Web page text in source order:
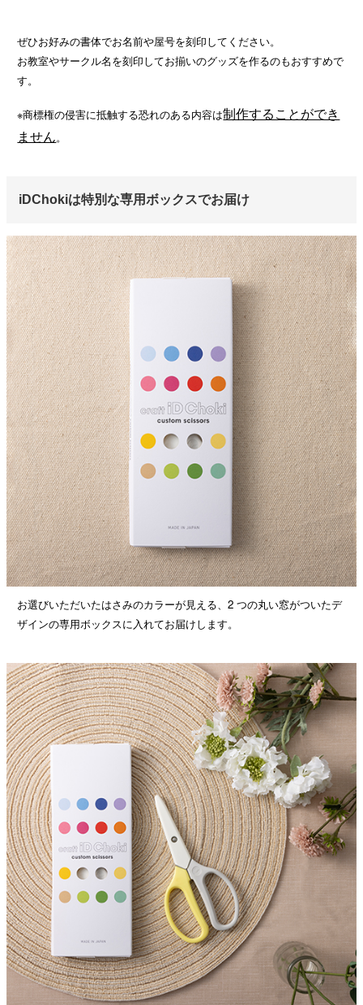
ぜひお好みの書体でお名前や屋号を刻印してください。
お教室やサークル名を刻印してお揃いのグッズを作るのもおすすめで
す。
※商標権の侵害に抵触する恐れのある内容は制作することができ
ません。
iDChokiは特別な専用ボックスでお届け
お選びいただいたはさみのカラーが見える、2 つの丸い窓がついたデ
ザインの専用ボックスに入れてお届けします。